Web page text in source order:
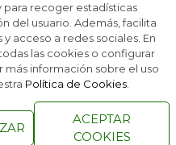
para recoger estadísticas
del usuario. Además, facilita
acceso a redes sociales. En
las cookies o configurar
información sobre el uso
Política de Cookies
ACEPTAR
COOKIES
FORMA DE
LOS DERECHOS